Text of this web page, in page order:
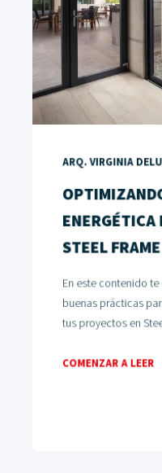
ARQ. VIRGINIA
ENERGÉTICA
STEEL FRAME
En este contenido
buenas prácticas
tus proyectos en
COMENZAR A LEER